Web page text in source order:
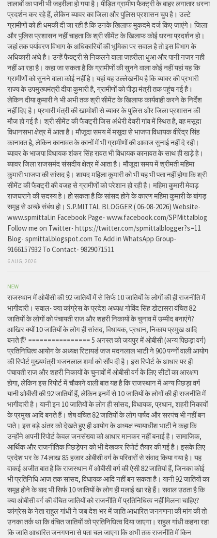
तालाबों का पानी भी जहरीला हो गया है। पीड़ित ग्रामीण फैक्ट्री के बाहर लगातार धरना
प्रदर्शन कर रहे हैं, लेकिन ब्यावर का जिला और पुलिस प्रशासन चुप है। उल्टे
ग्रामीणों को ही धमकी दी जा रही है कि उनके खिलाफ मुकदमे दर्ज किए जाएंगे। जिला
और पुलिस प्रशासन नहीं चाहता कि श्री सीमेंट के खिलाफ कोई धरना प्रदर्शन हो।
जहां तक पर्यावरण विभाग के अधिकारियों की भूमिका पर सवाल है तो इस विभाग के
अधिकारी अंधे है। उन्हें फैक्ट्री से निकलने वाला जहरीला धुआ और पानी नजर नही
नहीं आ रहा है। कहा जा सकता है कि ग्रामीणों की सुनने वाला कोई नहीं यहां यह कि
ग्रामीणों को सुनने वाला कोई नहीं है। यहां यह उल्लेखनीय है कि ब्यावर की प्रभारी
राज्य के उपमुख्यमंत्री दीया कुमारी है, ग्रामीणों को पीड़ा मंत्री तक पहुंच गई है।
लेकिन दीया कुमारी ने भी अभी तक श्री सीमेंट के खिलाफ कार्यवाही करने के निर्देश
नहीं दिए है। प्रभारी मंत्री की खामोशी से ब्यावर के पुलिस और जिला प्रशासन की
मौज हो गई है। श्री सीमेंट की फैक्ट्री जिस अंधेरी देवरी गांव में स्थित है, वह मसूदा
विधानसभा क्षेत्र में आता है। मौजूदा समय में मसूदा से भाजपा विधायक वीरेंद्र सिंह
कानावत है, लेकिन कानावत के कानों में भी ग्रामीणों की आवाज सुनाई नहीं दे रही।
ब्यावर के भाजपा विधायक शंकर सिंह रावत भी विधायक कानावत के साथ ही खड़े हे।
ब्यावर जिला राजसमंद संसदीय क्षेत्र में आता है। मौजूदा समय में श्रीमती महिमा
कुमारी भाजपा की सांसद है। शायद महिला कुमारी को भी यह भी पता नहीं होगा कि श्री
सीमेंट की फैक्ट्री की वजह से ग्रामीणों को परेशान हो रही है। महिमा कुमारी मेवाड़
राजघराने की सदस्य हे। हो सकता है कि सांसद होने के कारण महिमा कुमारी के बांगड़
समूह से अच्छे संबंध हो। S.P.MITTAL BLOGGER ( 06-08-2026) Website-
www.spmittal.in Facebook Page- www.facebook.com/SPMittalblog
Follow me on Twitter- https://twitter.com/spmittalblogger?s=11
Blog- spmittal.blogspot.com To Add in WhatsApp Group-
9166157932 To Contact- 9829071511
6 AUG, 2026
NEW
राजस्थान में ओबीसी की 92 जातियों में से सिर्फ 10 जातियों के लोगों की ही राजनीति में
भागीदारी। सवाल- क्या कांग्रेस के प्रदेश अध्यक्ष गोविंद सिंह डोटासरा वंचित 82
जातियों के लोगों को पंचायती राज और शहरी निकायों के चुनाव में उम्मीद बनाएंगे?
आखिर क्यों 10 जातियों के लोग ही सांसद, विधायक, प्रधान, निकाय प्रमुख आदि
बनते हैं? ================ 5 अगस्त को जयपुर में ओबीसी (अन्य पिछड़ा वर्ग)
प्रतिनिधित्व आयोग के अध्यक्ष रिटायर्ड जज मदनलाल भाटी ने 900 पन्नों वाली आयोग
की रिपोर्ट मुख्यमंत्री भजनलाल शर्मा को सौंप दी है। इस रिपोर्ट के आधार पर ही
पंचायती राज और शहरी निकायों के चुनावों में ओबीसी वर्ग के लिए सीटों का आरक्षण
होगा, लेकिन इस रिपोर्ट में चौकाने वाली बात यह है कि राजस्थान में अन्य पिछड़ा वर्ग
यानी ओबीसी की 92 जातियों हैं, लेकिन इनमें से 10 जातियों के लोगों की ही राजनीति में
भागीदारी है। यानी इन 10 जातियों के लोग ही सांसद, विधायक, प्रधान, शहरी निकायों
के प्रमुख आदि बनते हैं। शेष वंचित 82 जातियों के लोग पार्षद और सरपंच भी नहीं बन
पाते। इस बड़े अंतर को देखते हुए ही आयोग के अध्यक्ष न्यायाधीश भाटी ने कहा कि
उन्होंने अपनी रिपोर्ट केवल जनसंख्या को आधार मानकर नहीं बनाई है। सामाजिक,
आर्थिक और राजनीतिक पिछड़ेपन को भी देखकर रिपोर्ट तैयार की गई है। इसके लिए
प्रदेश भर के 74 लाख 85 हजार ओबीसी वर्ग के परिवारों से संवाद किया गया है। यह
वाकई अजीत बात है कि राजस्थान में ओबीसी वर्ग की ऐसी 82 जातियां हैं, जिनका कोई
भी प्रतिनिधि आज तक सांसद, विधायक आदि नहीं बन सकता है। यानी 92 जातियों का
समूह होने के बाद भी सिर्फ 10 जातियों के लोग ही मलाई खा रहे हैं। सवाल उठता है कि
क्या ओबीसी वर्ग की वंचित जातियों को राजनीति में प्रतिनिधित्व नहीं मिलना चाहिए?
कांग्रेस के नेता राहुल गांधी ने जब देश भर में जाति आधारित जनगणना की मांग की तो
उनका तर्क था कि वंचित जातियों को प्रतिनिधित्व दिया जाएगा। राहुल गांधी कहना रहा
कि जाति आधारित जनगणना से पता चल जाएगा कि अभी तक राजनीति में किन